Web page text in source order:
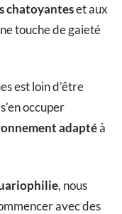
chatoyanteset aux
touche de gaieté
est loin d’être
occuper
adaptéà
, nous
avec des